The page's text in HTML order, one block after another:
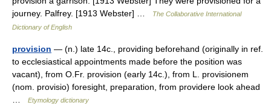
journey. Palfrey. [1913 Webster] …
The Collaborative International
Dictionary of English
provision — (n.) late 14c., providing beforehand (originally in ref.
to ecclesiastical appointments made before the position was
vacant), from O.Fr. provision (early 14c.), from L. provisionem
(nom. provisio) foresight, preparation, from providere look ahead
Etymology dictionary